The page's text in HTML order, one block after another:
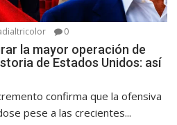
0
la mayor operación de
de Estados Unidos: así
confirma que la ofensiva
pese a las crecientes...